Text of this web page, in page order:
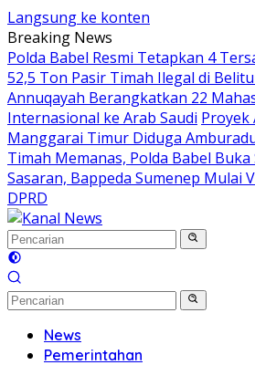
Langsung ke konten
Breaking News
Polda Babel Resmi Tetapkan 4
52,5 Ton Pasir Timah Ilegal di
Annuqayah Berangkatkan 22
Internasional ke Arab Saudi Proyek
Manggarai Timur Diduga
Timah Memanas, Polda Babel Buka
Sasaran, Bappeda Sumenep Mulai
DPRD
News
Pemerintahan